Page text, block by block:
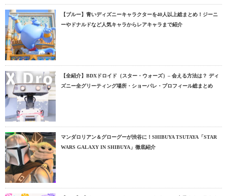
【ブルー】青いディズニーキャラクターを40人以上総まとめ！ジーニ
ーやドナルドなど人気キャラからレアキャラまで紹介
【全紹介】BDXドロイド（スター・ウォーズ）– 会える方法は？ ディ
ズニー全グリーティング場所・ショーパレ・プロフィール総まとめ
マンダロリアン＆グローグーが渋谷に！SHIBUYA TSUTAYA「STAR
WARS GALAXY IN SHIBUYA」徹底紹介